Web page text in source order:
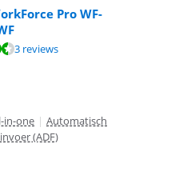
Pro WF-
op 3 reviews.
3 reviews
in-one | Automatisch
(ADF)